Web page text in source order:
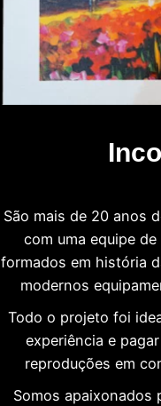
São mais de 20 anos
com uma equipe
formados em história
modernos
Todo o projeto foi
experiência e
reproduções em
Somos apaixonados